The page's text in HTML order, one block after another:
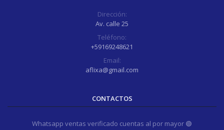
Dirección:
Av. calle 25
Teléfono:
+59169248621
Email:
aflixa@gmail.com
CONTACTOS
Whatsapp ventas verificado cuentas al por mayor 🟢